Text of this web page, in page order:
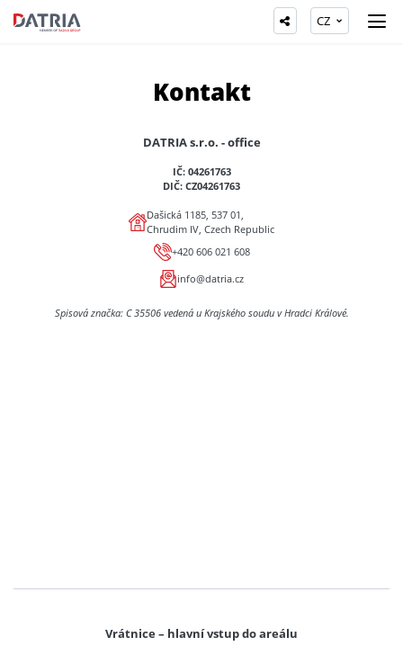
CZ
Kontakt
DATRIA s.r.o. - office
IČ: 04261763
DIČ: CZ04261763
Dašická 1185, 537 01,
Chrudim IV, Czech Republic
+420 606 021 608
info@datria.cz
Spisová značka: C 35506 vedená u Krajského soudu v Hradci Králové.
Vrátnice – hlavní vstup do areálu